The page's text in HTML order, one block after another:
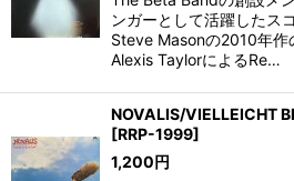
ンガーとして活躍したス
Steve Masonの2010年作
Alexis TaylorによるRe…
NOVALIS/VIELLEICHT
[RRP-1999]
1,200 円